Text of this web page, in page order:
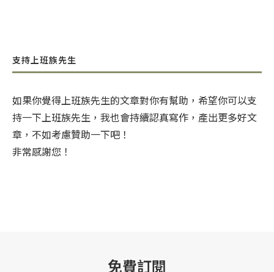
支持上班族先生
如果你覺得上班族先生的文章對你有幫助，希望你可以支
持一下上班族先生，我也會持續認真寫作，產出更多好文
章，不如考慮贊助一下吧！
非常感謝您！
免費訂閱